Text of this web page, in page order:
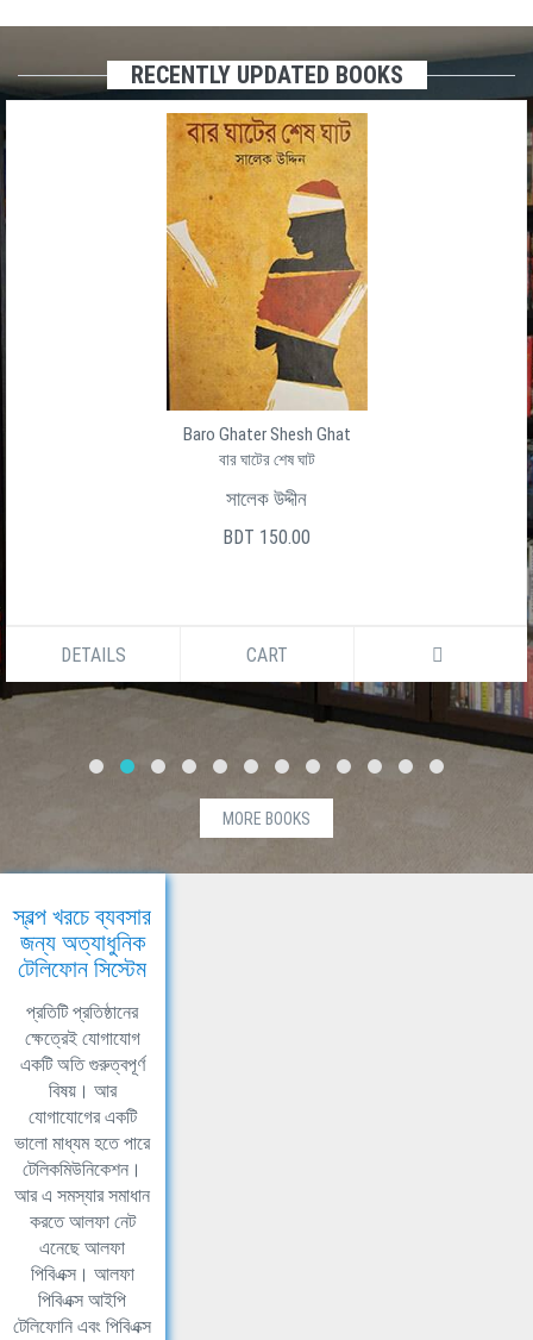
RECENTLY UPDATED BOOKS
Baro Ghater Shesh Ghat
বার ঘাটের শেষ ঘাট
সালেক উদ্দীন
BDT 150.00
DETAILS CART
MORE BOOKS
স্বল্প খরচে ব্যবসার
জন্য অত্যাধুনিক
টেলিফোন সিস্টেম
প্রতিটি প্রতিষ্ঠানের
ক্ষেত্রেই যোগাযোগ
একটি অতি গুরুত্বপূর্ণ
বিষয়। আর
যোগাযোগের একটি
ভালো মাধ্যম হতে পারে
টেলিকমিউনিকেশন।
আর এ সমস্যার সমাধান
করতে আলফা নেট
এনেছে আলফা
পিবিএক্স। আলফা
পিবিএক্স আইপি
টেলিফোনি এবং পিবিএক্স